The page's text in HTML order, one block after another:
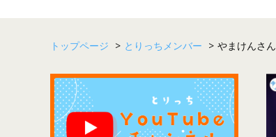
トップページ > とりっちメンバー > やまけんさん